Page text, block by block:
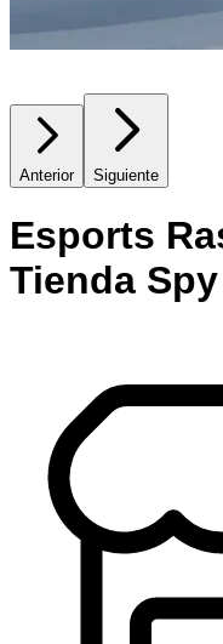
Anterior Siguiente
Esports
Tienda